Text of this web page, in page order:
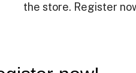
the store. Register